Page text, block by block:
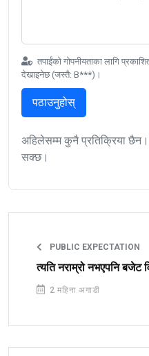
तपाईंको गोपनीयताका लागि
देखाइनेछ (जस्तै: B***)।
पठाउनुहोस्
अहिलेसम्म कुनै प्रतिक्रिया छैन।
सक्छ।
PUBLIC EXPECTATION
त्यति नराम्रो नभएपनि बजेट
2 महिना अगाडी